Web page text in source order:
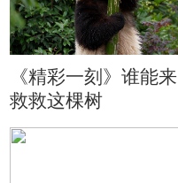
《精彩一刻》谁能来
救救这棵树